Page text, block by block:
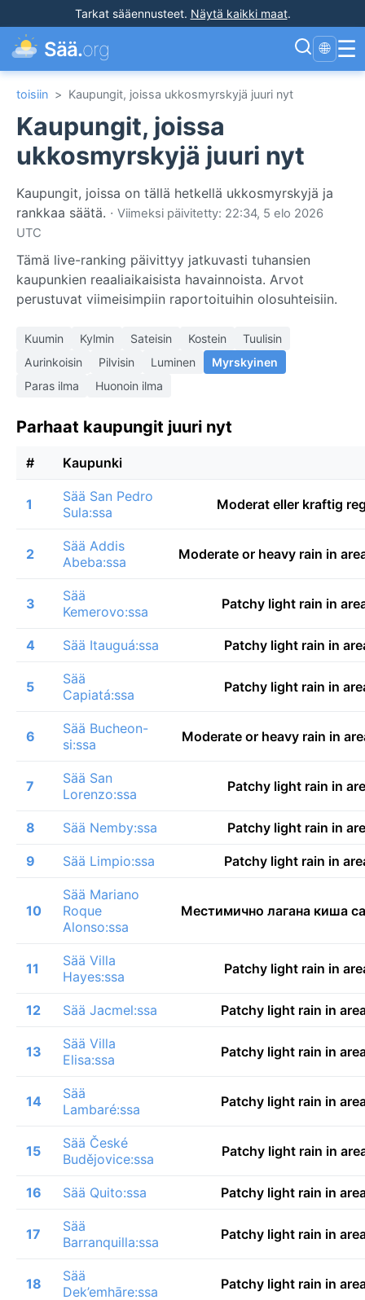
Tarkat sääennusteet. Näytä kaikki maat.
Sää.org 🌐 ☰
toisiin > Kaupungit, joissa ukkosmyrskyjä juuri nyt
Kaupungit, joissa
ukkosmyrskyjä juuri nyt
Kaupungit, joissa on tällä hetkellä ukkosmyrskyjä ja
rankkaa säätä. · Viimeksi päivitetty: 22:34, 5 elo 2026
UTC
Tämä live-ranking päivittyy jatkuvasti tuhansien
kaupunkien reaaliaikaisista havainnoista. Arvot
perustuvat viimeisimpiin raportoituihin olosuhteisiin.
Kuumin Kylmin Sateisin Kostein
Tuulisin
Aurinkoisin
Pilvisin Luminen
Myrskyinen
Paras ilma
Huonoin ilma
Parhaat kaupungit juuri nyt
# Kaupunki
1
Sää San Pedro
Sula:ssa
Moderat eller kraftig
2
Sää Addis
Abeba:ssa
Moderate or heavy rain in
3
Sää
Kemerovo:ssa
Patchy light rain in
4 Sää Itauguá:ssa Patchy light rain in
5
Sää
Capiatá:ssa
Patchy light rain in
6
Sää Bucheon-
si:ssa
Moderate or heavy rain in
7
Sää San
Lorenzo:ssa
Patchy light rain in
8 Sää Nemby:ssa Patchy light rain in
9 Sää Limpio:ssa Patchy light rain in
10
Sää Mariano
Roque
Alonso:ssa
Местимично лагана киша
11
Sää Villa
Hayes:ssa
Patchy light rain in
12 Sää Jacmel:ssa Patchy light rain in
13
Sää Villa
Elisa:ssa
Patchy light rain in
14
Sää
Lambaré:ssa
Patchy light rain in
15
Sää České
Budějovice:ssa
Patchy light rain in
16 Sää Quito:ssa Patchy light rain in
17
Sää
Barranquilla:ssa
Patchy light rain in
18
Sää
Dek’emhāre:ssa
Patchy light rain in